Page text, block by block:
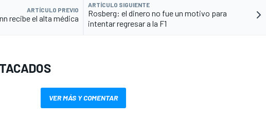
ARTÍCULO PREVIO
recibe el alta médica
ARTÍCULO SIGUIENTE
Rosberg: el dinero no fue un motivo para
intentar regresar a la F1
VER MÁS Y COMENTAR